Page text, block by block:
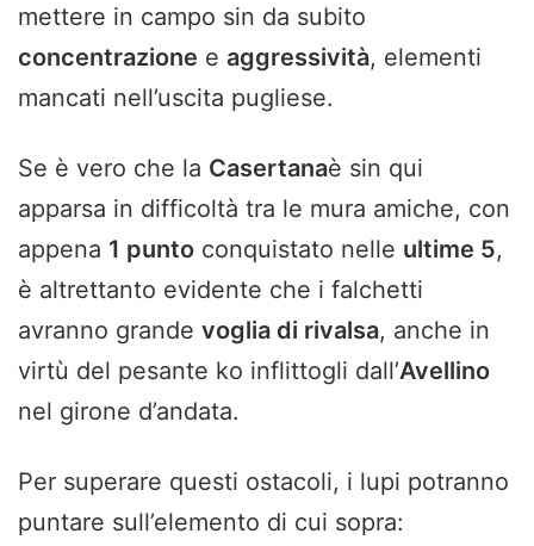
mettere in campo sin da subito
concentrazione e aggressività, elementi
mancati nell’uscita pugliese.
Se è vero che la Casertanaè sin qui
apparsa in difficoltà tra le mura amiche, con
appena 1 punto conquistato nelle ultime 5,
è altrettanto evidente che i falchetti
avranno grande voglia di rivalsa, anche in
virtù del pesante ko inflittogli dall’Avellino
nel girone d’andata.
Per superare questi ostacoli, i lupi potranno
puntare sull’elemento di cui sopra: